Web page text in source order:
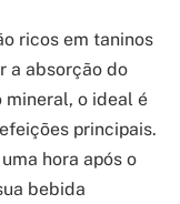
ricos em taninos
a absorção do
mineral, o ideal é
principais.
hora após o
bebida